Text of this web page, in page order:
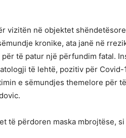
vizitën në objektet
kronike, ata janë në
të patur një përfundim fatal.
të lehtë, pozitiv për Covid-
e sëmundjes themelore për
të përdoren maska ​​mbrojtëse,